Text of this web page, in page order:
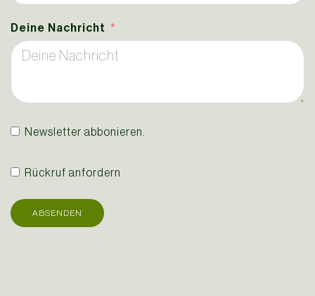
Deine Nachricht
Newsletter abbonieren.
Rückruf anfordern
ABSENDEN